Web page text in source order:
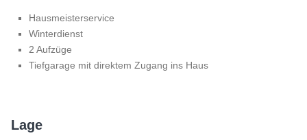
Hausmeisterservice
Winterdienst
2 Aufzüge
Tiefgarage mit direktem Zugang ins Haus
Lage